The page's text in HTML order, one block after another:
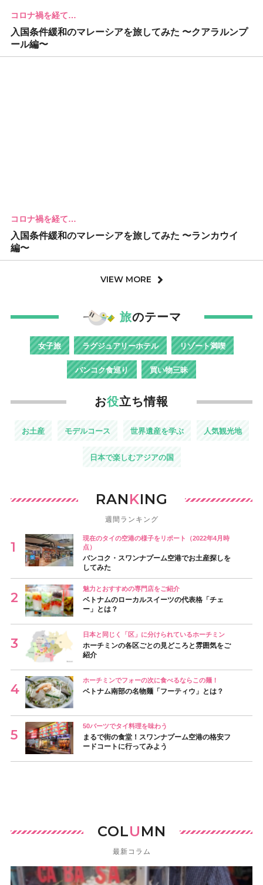
コロナ禍を経て…
入国条件緩和のマレーシアを旅してみた 〜クアラルンプ
ール編〜
コロナ禍を経て…
入国条件緩和のマレーシアを旅してみた 〜ランカウイ
編〜
VIEW MORE
旅のテーマ
女子旅 ラグジュアリーホテル リゾート満喫
バンコク食巡り 買い物三昧
お役立ち情報
お土産 モデルコース 世界遺産を学ぶ 人気観光地
日本で楽しむアジアの国
RANKING
週間ランキング
現在のタイの空港の様子をリポート（2022年4月時
点）
バンコク・スワンナプーム空港でお土産探しを
してみた
魅力とおすすめの専門店をご紹介
ベトナムのローカルスイーツの代表格「チェ
ー」とは？
日本と同じく「区」に分けられているホーチミン
ホーチミンの各区ごとの見どころと雰囲気をご
紹介
ホーチミンでフォーの次に食べるならこの麺！
ベトナム南部の名物麺「フーティウ」とは？
50バーツでタイ料理を味わう
まるで街の食堂！スワンナプーム空港の格安フ
ードコートに行ってみよう
COLUMN
最新コラム